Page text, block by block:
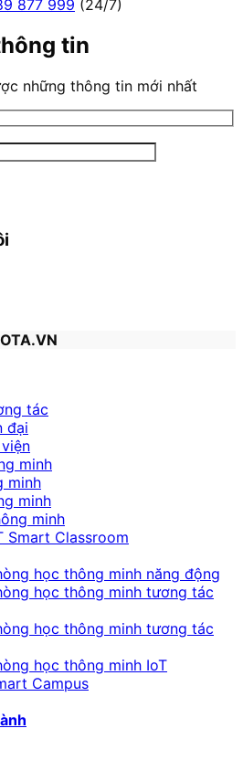
877 999 (24/7)
tin
những thông tin mới nhất
tác
đại
minh
minh
minh
minh
Smart Classroom
học thông minh năng động
học thông minh tương tác
học thông minh tương tác
học thông minh IoT
Campus